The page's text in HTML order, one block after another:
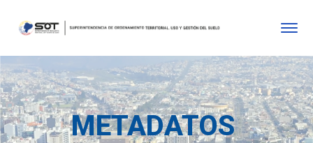
METADATOS